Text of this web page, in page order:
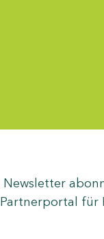
Newsletter
Partnerportal für